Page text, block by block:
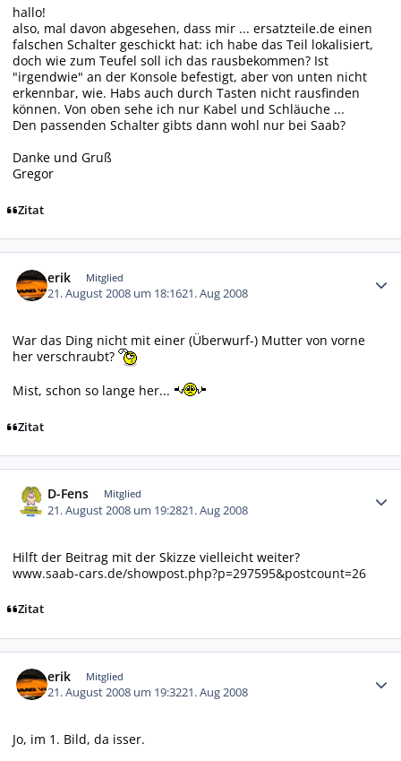
hallo!
also, mal davon abgesehen, dass mir ... ersatzteile.de einen
falschen Schalter geschickt hat: ich habe das Teil lokalisiert,
doch wie zum Teufel soll ich das rausbekommen? Ist
"irgendwie" an der Konsole befestigt, aber von unten nicht
erkennbar, wie. Habs auch durch Tasten nicht rausfinden
können. Von oben sehe ich nur Kabel und Schläuche ...
Den passenden Schalter gibts dann wohl nur bei Saab?
Danke und Gruß
Gregor
Zitat
erik Mitglied
21. August 2008 um 18:1621. Aug 2008
War das Ding nicht mit einer (Überwurf-) Mutter von vorne
her verschraubt?
Mist, schon so lange her...
Zitat
D-Fens Mitglied
21. August 2008 um 19:2821. Aug 2008
Hilft der Beitrag mit der Skizze vielleicht weiter?
www.saab-cars.de/showpost.php?p=297595&postcount=26
Zitat
erik Mitglied
21. August 2008 um 19:3221. Aug 2008
Jo, im 1. Bild, da isser.